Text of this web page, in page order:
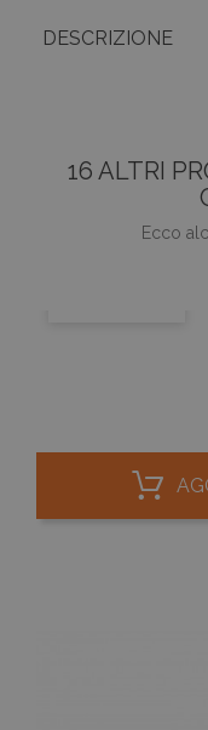
DESCRIZIONE
16 ALTRI
Ecco